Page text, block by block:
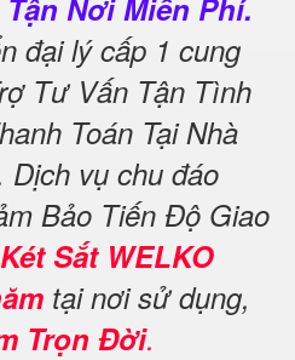
đại lý cấp 1 cung
Tư Vấn Tận Tình
Toán Tại Nhà
vụ chu đáo
Bảo Tiến Độ Giao
Sắt WELKO
tại nơi sử dụng,
Trọn Đời.